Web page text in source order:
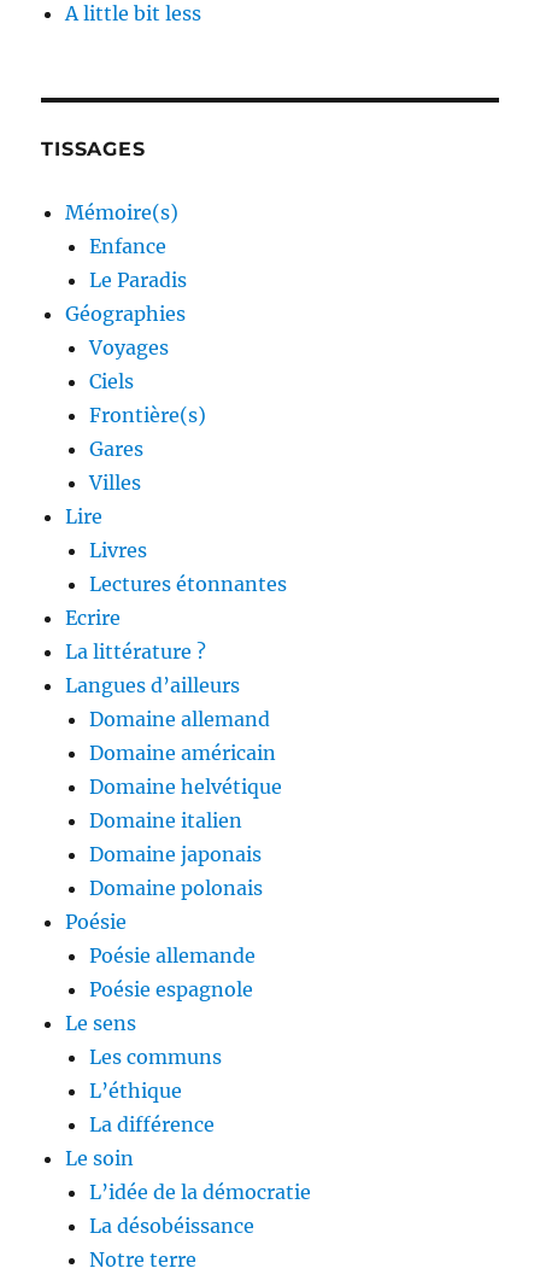
A little bit less
TISSAGES
Mémoire(s)
Enfance
Le Paradis
Géographies
Voyages
Ciels
Frontière(s)
Gares
Villes
Lire
Livres
Lectures étonnantes
Ecrire
La littérature ?
Langues d’ailleurs
Domaine allemand
Domaine américain
Domaine helvétique
Domaine italien
Domaine japonais
Domaine polonais
Poésie
Poésie allemande
Poésie espagnole
Le sens
Les communs
L’éthique
La différence
Le soin
L’idée de la démocratie
La désobéissance
Notre terre